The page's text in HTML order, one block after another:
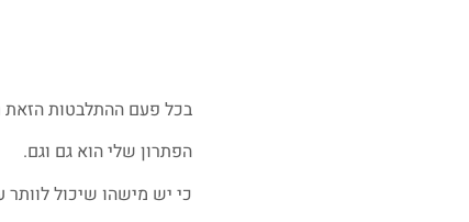
בכל פעם ההתלבטות
הפתרון שלי הוא גם וגם.
כי יש מישהו שיכול